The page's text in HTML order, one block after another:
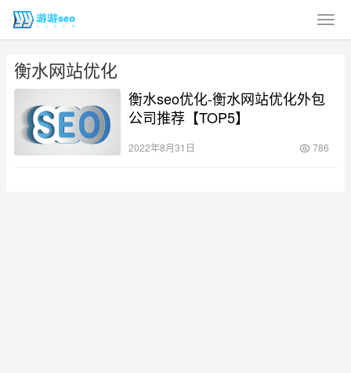
衡水网站优化
衡水seo优化-衡水网站优化外包
公司推荐【TOP5】
2022年8月31日 786